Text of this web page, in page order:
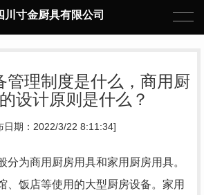
川寸金厨具有限公司
管理制度是什么，商用厨
设计原则是什么？
日期：2022/3/22 8:11:34]
分为商用厨房用具和家用厨房用具。
、饭店等使用的大型厨房设备。家用